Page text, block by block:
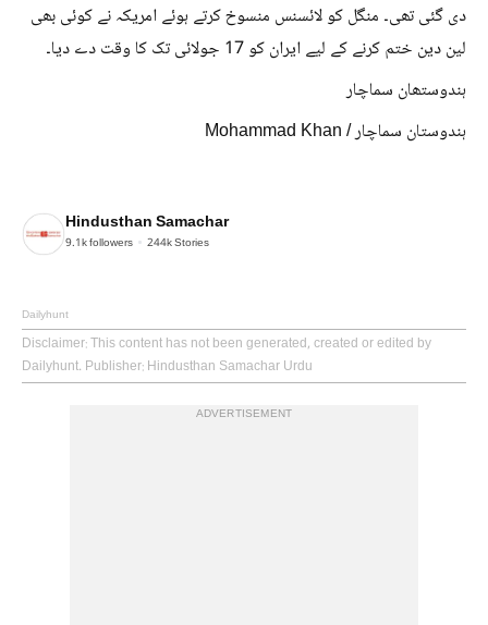
دی گئی تھی۔ منگل کو لائسنس منسوخ کرتے ہوئے امریکہ نے کوئی بھی
لین دین ختم کرنے کے لیے ایران کو 17 جولائی تک کا وقت دے دیا۔
ہندوستھان سماچار
ہندوستان سماچار / Mohammad Khan
Hindusthan Samachar
9.1kfollowers 244kStories
Dailyhunt
Disclaimer: This content has not been generated, created or edited by
Dailyhunt. Publisher: Hindusthan Samachar Urdu
ADVERTISEMENT